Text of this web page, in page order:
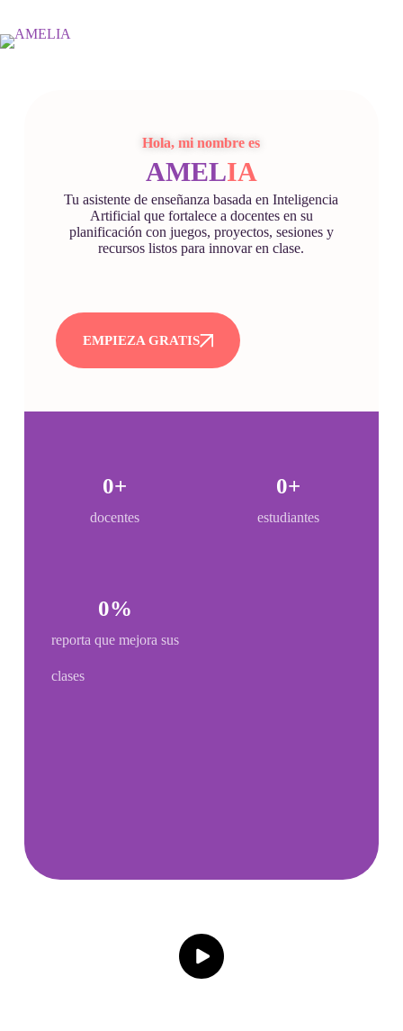
Hola, mi nombre es
AMELIA
Tu asistente de enseñanza basada en Inteligencia
Artificial que fortalece a docentes en su
planificación con juegos, proyectos, sesiones y
recursos listos para innovar en clase.
EMPIEZA GRATIS
docentes
0+
estudiantes
0+
reporta que mejora sus
clases
0%